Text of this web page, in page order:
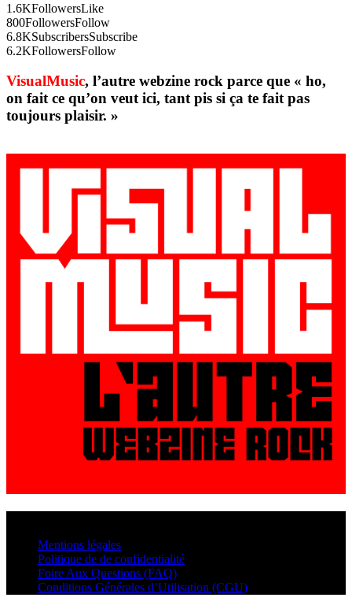
1.6KFollowersLike
800FollowersFollow
6.8KSubscribersSubscribe
6.2KFollowersFollow
VisualMusic, l’autre webzine rock parce que « ho,
on fait ce qu’on veut ici, tant pis si ça te fait pas
toujours plaisir. »
Mentions légales
Politique de de confidentialité
Foire Aux Questions (FAQ)
Conditions Générales d’Utilisation (CGU)